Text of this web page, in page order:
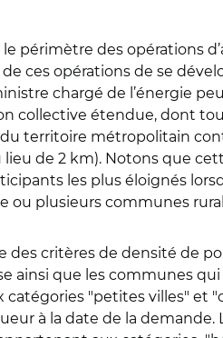
périmètre des opérations
ces opérations de se
chargé de l’énergie
collective étendue, dont
territoire métropolitain
de 2 km). Notons que
les plus éloignés
ou plusieurs communes
critères de densité de
ainsi que les communes
"petites villes" et
à la date de la